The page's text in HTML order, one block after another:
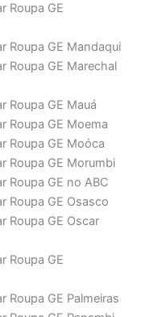
Roupa GE
Roupa GE Mandaqui
Roupa GE Marechal
Roupa GE Mauá
Roupa GE Moema
Roupa GE Moóca
Roupa GE Morumbi
Roupa GE no ABC
Roupa GE Osasco
Roupa GE Oscar
Roupa GE
Roupa GE Palmeiras